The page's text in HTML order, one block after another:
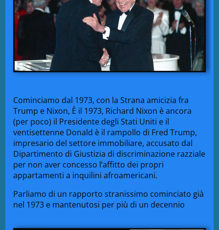
Cominciamo dal 1973, con la Strana amicizia fra
Trump e Nixon, È il 1973, Richard Nixon è ancora
(per poco) il Presidente degli Stati Uniti e il
ventisettenne Donald è il rampollo di Fred Trump,
impresario del settore immobiliare, accusato dal
Dipartimento di Giustizia di discriminazione razziale
per non aver concesso l’affitto dei propri
appartamenti a inquilini afroamericani.
Parliamo di un rapporto stranissimo cominciato già
nel 1973 e mantenutosi per più di un decennio